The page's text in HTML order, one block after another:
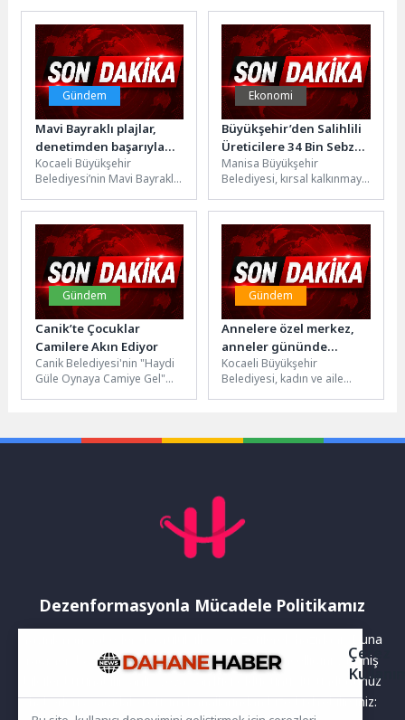
Takımı’nın ilk maç...
bir duyuru yayımladı.n2025
SAĞLIK LİSANS...
Gündem
Mavi Bayraklı plajlar,
denetimden başarıyla
geçti
Kocaeli Büyükşehir
Belediyesi’nin Mavi Bayraklı
sezonu öncesinde Mavi
Bayrak Programı Ulusal...
Ekonomi
Büyükşehir’den Salihlili
Üreticilere 34 Bin Sebze
Fidesi
Manisa Büyükşehir
Belediyesi, kırsal kalkınmaya
kapsamında Salihli’de
üreticilerin yüzünü güldürdü.
İl genelinde yürütülen...
Gündem
Canik’te Çocuklar
Camilere Akın Ediyor
Canik Belediyesi'nin "Haydi
Güle Oynaya Camiye Gel"
Gündem
Annelere özel merkez,
anneler gününde
açılıyor
Kocaeli Büyükşehir
Belediyesi, kadın ve aile
Dezenformasyonla Mücadele Politikamız
Yayınlanan haberler doğruluk ilkesi gözetilerek hazırlanır. Buna
rağmen bazı içeriklerde eksik, hatalı veya güncelliğini yitirmiş
bilgiler bulunabilir.Yanlış veya yanıltıcı olduğunu düşündüğünüz
haberleri aşağıdaki iletişim kanallarından bize bildirebilirsiniz:
Çerez